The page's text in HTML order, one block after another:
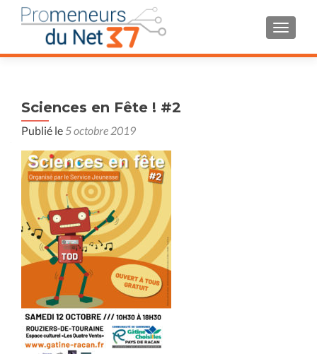
Sciences en Fête ! #2
Publié le 5 octobre 2019